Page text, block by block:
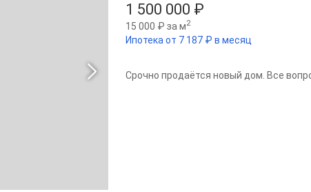
1 500 000 ₽
15 000 ₽ за м2
Ипотека от 7 187 ₽ в месяц
Срочно продаётся новый дом. Все